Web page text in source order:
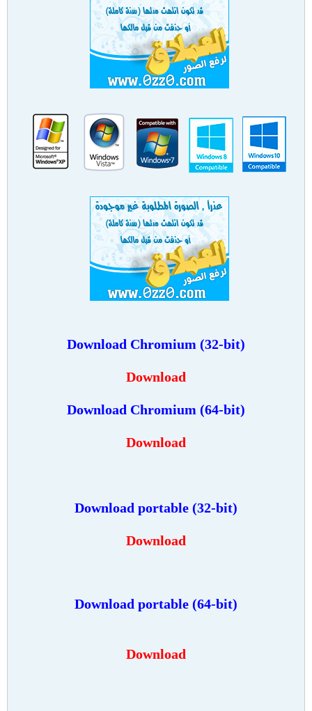
Download Chromium (32-bit)
Download
Download Chromium (64-bit)
Download
Download portable (32-bit)
Download
Download portable (64-bit)
Download